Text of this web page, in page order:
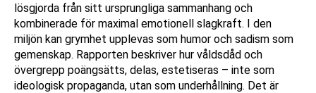
lösgjorda från sitt ursprungliga sammanhang och
kombinerade för maximal emotionell slagkraft. I den
miljön kan grymhet upplevas som humor och sadism som
gemenskap. Rapporten beskriver hur våldsdåd och
övergrepp poängsätts, delas, estetiseras – inte som
ideologisk propaganda, utan som underhållning. Det är